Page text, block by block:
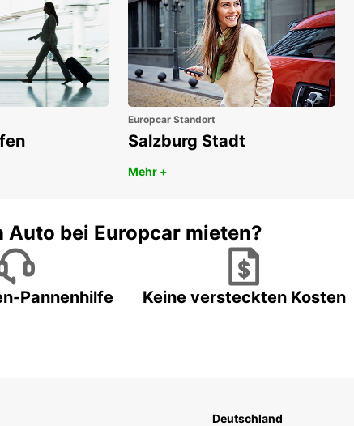
Europcar Standort
Salzburg Stadt
Mehr +
Auto bei Europcar mieten?
Pannenhilfe Keine versteckten Kosten
Deutschland